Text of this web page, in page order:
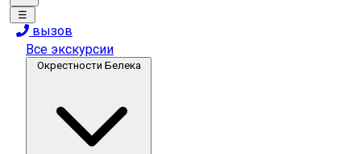
☰
вызов
Все экскурсии
Окрестности Белека